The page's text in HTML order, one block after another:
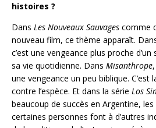
histoires ?
Dans Les Nouveaux Sauvages comme
nouveau film, ce thème apparaît.
c’est une vengeance plus proche
sa vie quotidienne. Dans Misanthrope
une vengeance un peu biblique. C’est
contre l’espèce. Et dans la série Los
beaucoup de succès en Argentine,
certaines personnes font à d’autres